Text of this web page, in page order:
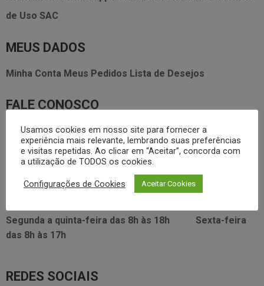
de Uso SAC
MEUS DADOS
Minha Conta Meus Pedidos Lista de Desejos
FALE CONOSCO
3338.2628
foodservice@dayhome.com.br
Atendimento Whatsapp
VISITE NOSSO SHOWRROM:
Segunda a quinta-feira das 8h às 18h
Sexta-feira
das 8h às 17h
REDES SOCIAIS
Usamos cookies em nosso site para fornecer a
experiência mais relevante, lembrando suas preferências
e visitas repetidas. Ao clicar em “Aceitar”, concorda com
a utilização de TODOS os cookies.
Configurações de Cookies Aceitar Cookies